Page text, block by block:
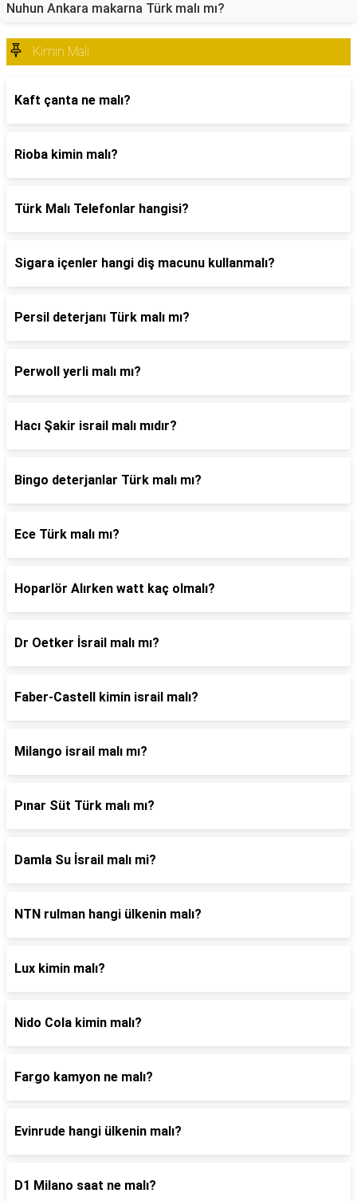
Nuhun Ankara makarna Türk malı mı?
Kimin Malı
Kaft çanta ne malı?
Rioba kimin malı?
Türk Malı Telefonlar hangisi?
Sigara içenler hangi diş macunu kullanmalı?
Persil deterjanı Türk malı mı?
Perwoll yerli malı mı?
Hacı Şakir israil malı mıdır?
Bingo deterjanlar Türk malı mı?
Ece Türk malı mı?
Hoparlör Alırken watt kaç olmalı?
Dr Oetker İsrail malı mı?
Faber-Castell kimin israil malı?
Milango israil malı mı?
Pınar Süt Türk malı mı?
Damla Su İsrail malı mi?
NTN rulman hangi ülkenin malı?
Lux kimin malı?
Nido Cola kimin malı?
Fargo kamyon ne malı?
Evinrude hangi ülkenin malı?
D1 Milano saat ne malı?